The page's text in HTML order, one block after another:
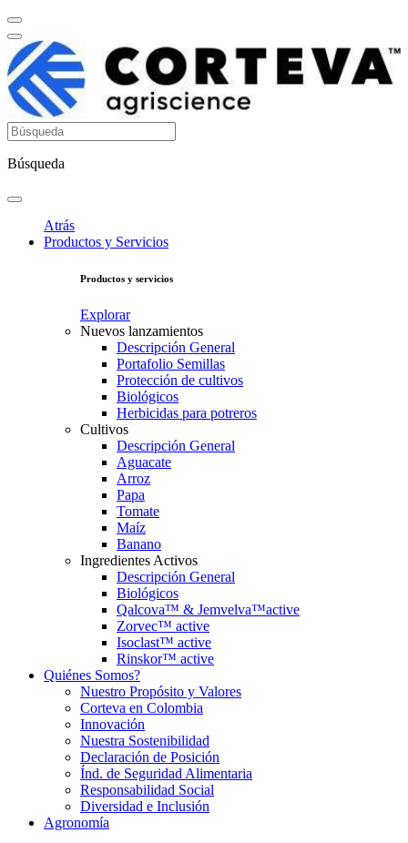
Búsqueda
Atrás
Productos y Servicios
Productos y servicios
Explorar
Nuevos lanzamientos
Descripción General
Portafolio Semillas
Protección de cultivos
Biológicos
Herbicidas para potreros
Cultivos
Descripción General
Aguacate
Arroz
Papa
Tomate
Maíz
Banano
Ingredientes Activos
Descripción General
Biológicos
Qalcova™ & Jemvelva™active
Zorvec™ active
Isoclast™ active
Rinskor™ active
Quiénes Somos?
Nuestro Propósito y Valores
Corteva en Colombia
Innovación
Nuestra Sostenibilidad
Declaración de Posición
Índ. de Seguridad Alimentaria
Responsabilidad Social
Diversidad e Inclusión
Agronomía